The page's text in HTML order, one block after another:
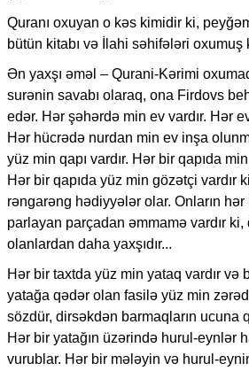
Quranı oxuyan o kəs kimidir ki,
bütün kitabı və İlahi səhifələri oxumuş
Ən yaxşı əməl – Qurani-Kərimi
surənin savabı olaraq, ona Firdovs
edər. Hər şəhərdə min ev vardır. Hər
Hər hücrədə nurdan min ev inşa
yüz min qapı vardır. Hər bir qapıda min
Hər bir qapıda yüz min gözətçi vardır
rəngarəng hədiyyələr olar. Onların hər
parlayan parçadan əmmamə vardır
olanlardan daha yaxşıdır...
Hər bir taxtda yüz min yataq vardır və
yatağa qədər olan fasilə yüz min
sözdür, dirsəkdən barmaqların ucuna
Hər bir yatağın üzərində hurul-eynlər
vurublar. Hər bir mələyin və hurul-